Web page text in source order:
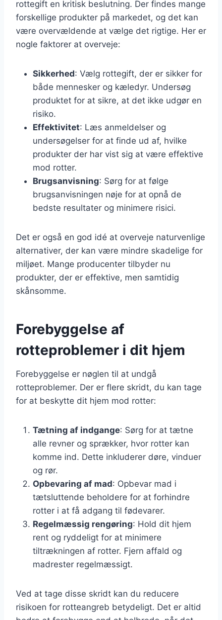
rottegift en kritisk beslutning. Der findes mange
forskellige produkter på markedet, og det kan
være overvældende at vælge det rigtige. Her er
nogle faktorer at overveje:
Sikkerhed: Vælg rottegift, der er sikker for
både mennesker og kæledyr. Undersøg
produktet for at sikre, at det ikke udgør en
risiko.
Effektivitet: Læs anmeldelser og
undersøgelser for at finde ud af, hvilke
produkter der har vist sig at være effektive
mod rotter.
Brugsanvisning: Sørg for at følge
brugsanvisningen nøje for at opnå de
bedste resultater og minimere risici.
Det er også en god idé at overveje naturvenlige
alternativer, der kan være mindre skadelige for
miljøet. Mange producenter tilbyder nu
produkter, der er effektive, men samtidig
skånsomme.
Forebyggelse af
rotteproblemer i dit hjem
Forebyggelse er nøglen til at undgå
rotteproblemer. Der er flere skridt, du kan tage
for at beskytte dit hjem mod rotter:
Tætning af indgange: Sørg for at tætne
alle revner og sprækker, hvor rotter kan
komme ind. Dette inkluderer døre, vinduer
og rør.
Opbevaring af mad: Opbevar mad i
tætsluttende beholdere for at forhindre
rotter i at få adgang til fødevarer.
Regelmæssig rengøring: Hold dit hjem
rent og ryddeligt for at minimere
tiltrækningen af rotter. Fjern affald og
madrester regelmæssigt.
Ved at tage disse skridt kan du reducere
risikoen for rotteangreb betydeligt. Det er altid